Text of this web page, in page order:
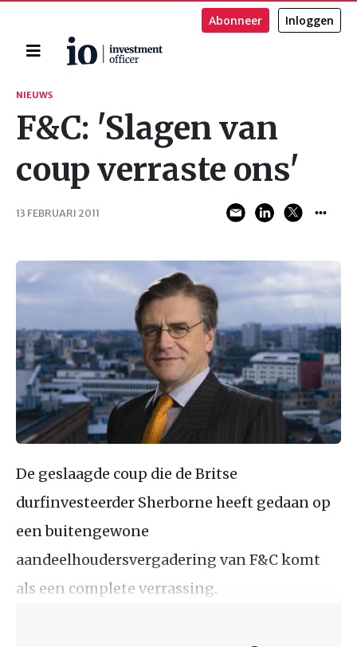
Home
Abonneer Inloggen
Zoeken
NIEUWS
F&C: 'Slagen van
coup verraste ons'
13 FEBRUARI 2011
De geslaagde coup die de Britse
durfinvesteerder Sherborne heeft gedaan op
een buitengewone
aandeelhoudersvergadering van F&C komt
als een complete verrassing.